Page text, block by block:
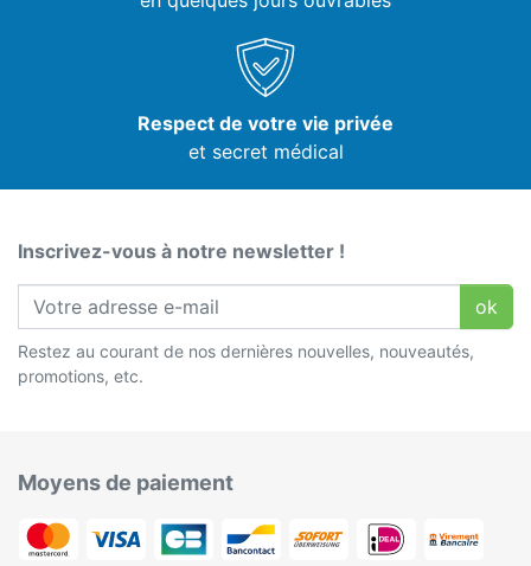
Respect de votre vie privée
et secret médical
Inscrivez-vous à notre newsletter !
ok
Restez au courant de nos dernières nouvelles, nouveautés,
promotions, etc.
Moyens de paiement